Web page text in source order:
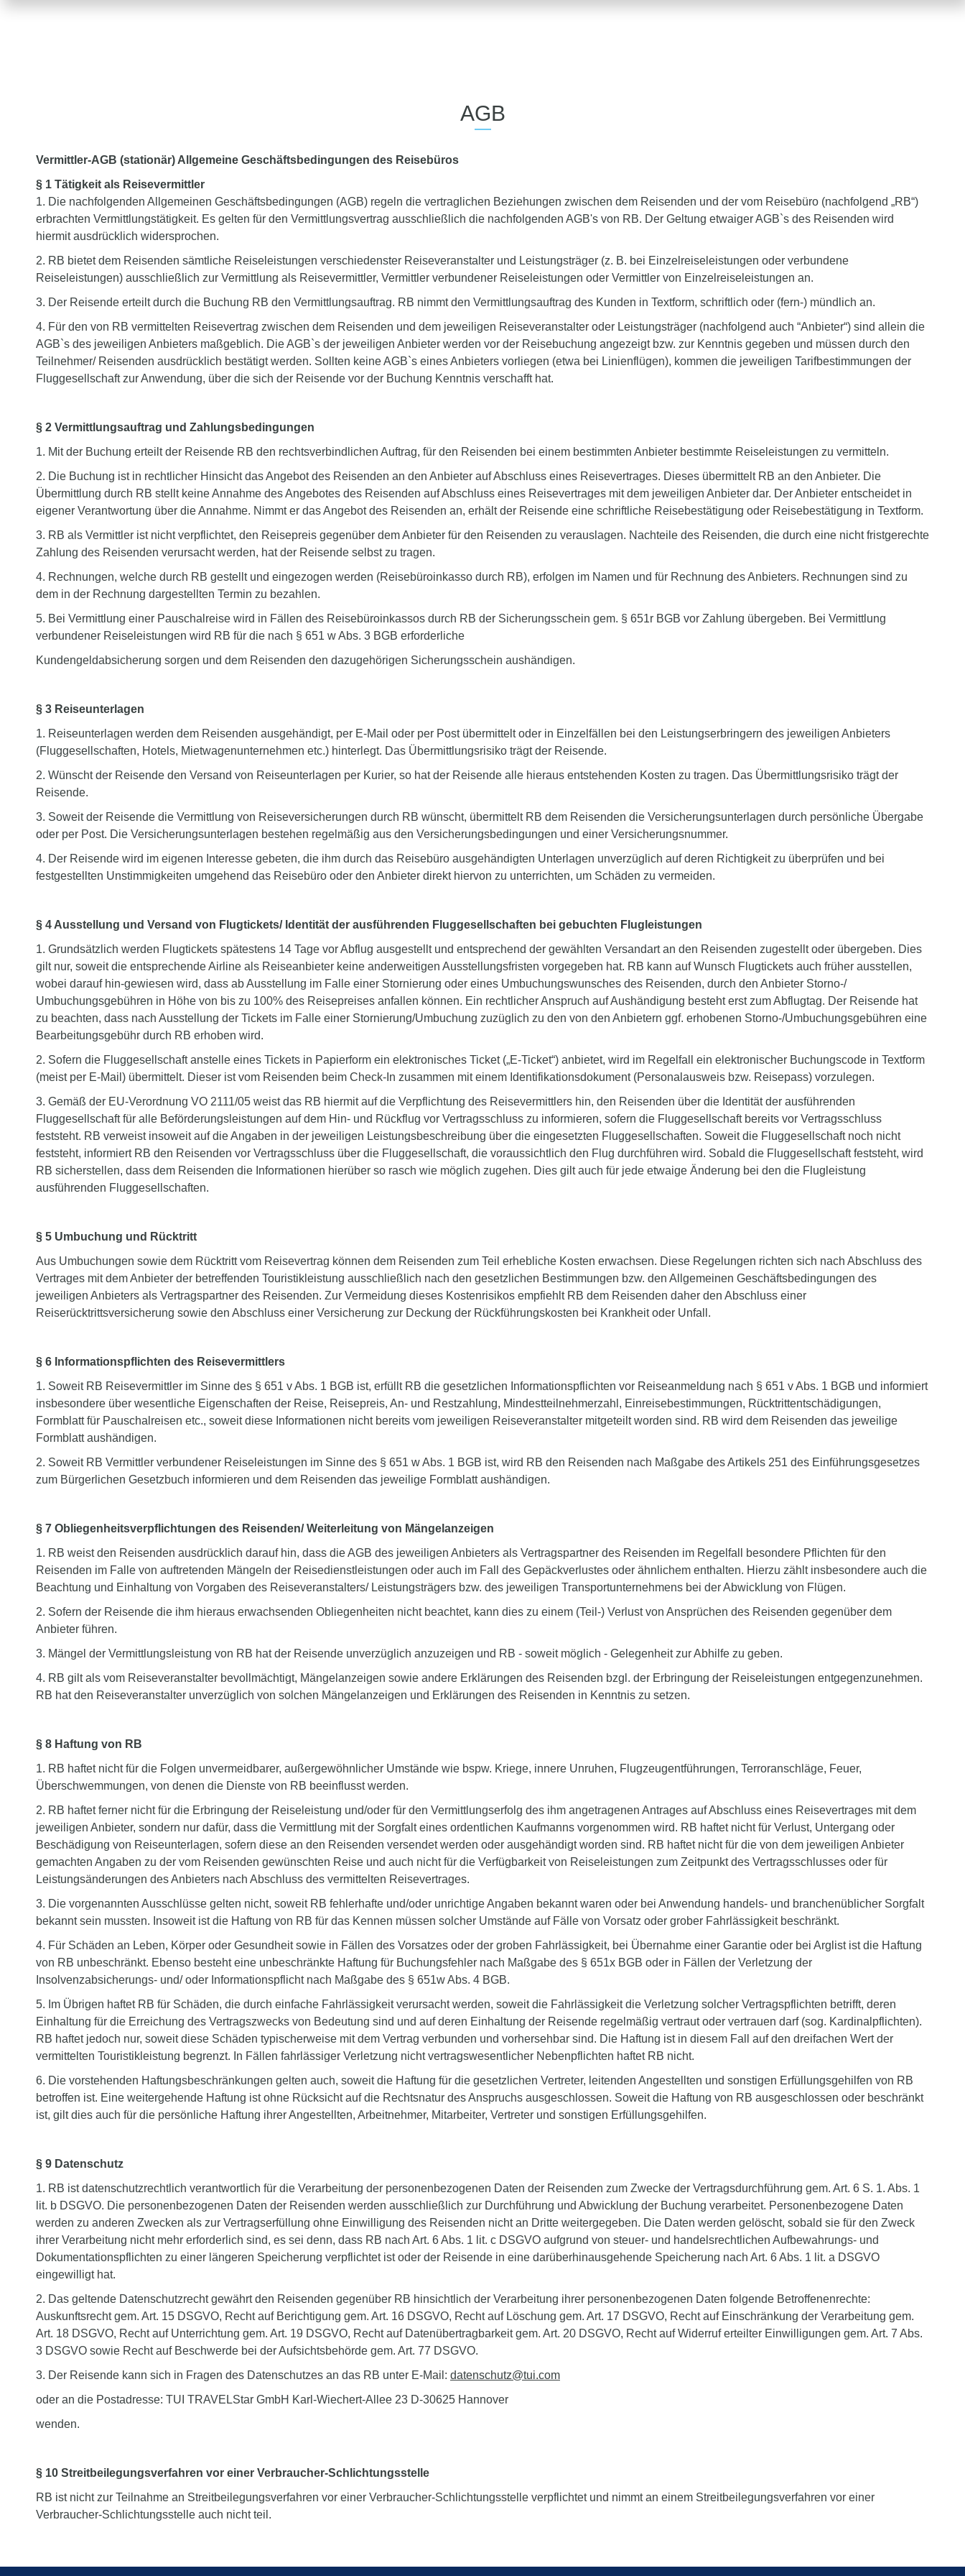
AGB
Vermittler-AGB (stationär) Allgemeine Geschäftsbedingungen des Reisebüros
§ 1 Tätigkeit als Reisevermittler
1. Die nachfolgenden Allgemeinen Geschäftsbedingungen (AGB) regeln die vertraglichen Beziehungen zwischen dem Reisenden und der vom Reisebüro (nachfolgend „RB“)
erbrachten Vermittlungstätigkeit. Es gelten für den Vermittlungsvertrag ausschließlich die nachfolgenden AGB's von RB. Der Geltung etwaiger AGB`s des Reisenden wird
hiermit ausdrücklich widersprochen.
2. RB bietet dem Reisenden sämtliche Reiseleistungen verschiedenster Reiseveranstalter und Leistungsträger (z. B. bei Einzelreiseleistungen oder verbundene
Reiseleistungen) ausschließlich zur Vermittlung als Reisevermittler, Vermittler verbundener Reiseleistungen oder Vermittler von Einzelreiseleistungen an.
3. Der Reisende erteilt durch die Buchung RB den Vermittlungsauftrag. RB nimmt den Vermittlungsauftrag des Kunden in Textform, schriftlich oder (fern-) mündlich an.
4. Für den von RB vermittelten Reisevertrag zwischen dem Reisenden und dem jeweiligen Reiseveranstalter oder Leistungsträger (nachfolgend auch “Anbieter“) sind allein die
AGB`s des jeweiligen Anbieters maßgeblich. Die AGB`s der jeweiligen Anbieter werden vor der Reisebuchung angezeigt bzw. zur Kenntnis gegeben und müssen durch den
Teilnehmer/ Reisenden ausdrücklich bestätigt werden. Sollten keine AGB`s eines Anbieters vorliegen (etwa bei Linienflügen), kommen die jeweiligen Tarifbestimmungen der
Fluggesellschaft zur Anwendung, über die sich der Reisende vor der Buchung Kenntnis verschafft hat.
§ 2 Vermittlungsauftrag und Zahlungsbedingungen
1. Mit der Buchung erteilt der Reisende RB den rechtsverbindlichen Auftrag, für den Reisenden bei einem bestimmten Anbieter bestimmte Reiseleistungen zu vermitteln.
2. Die Buchung ist in rechtlicher Hinsicht das Angebot des Reisenden an den Anbieter auf Abschluss eines Reisevertrages. Dieses übermittelt RB an den Anbieter. Die
Übermittlung durch RB stellt keine Annahme des Angebotes des Reisenden auf Abschluss eines Reisevertrages mit dem jeweiligen Anbieter dar. Der Anbieter entscheidet in
eigener Verantwortung über die Annahme. Nimmt er das Angebot des Reisenden an, erhält der Reisende eine schriftliche Reisebestätigung oder Reisebestätigung in Textform.
3. RB als Vermittler ist nicht verpflichtet, den Reisepreis gegenüber dem Anbieter für den Reisenden zu verauslagen. Nachteile des Reisenden, die durch eine nicht fristgerechte
Zahlung des Reisenden verursacht werden, hat der Reisende selbst zu tragen.
4. Rechnungen, welche durch RB gestellt und eingezogen werden (Reisebüroinkasso durch RB), erfolgen im Namen und für Rechnung des Anbieters. Rechnungen sind zu
dem in der Rechnung dargestellten Termin zu bezahlen.
5. Bei Vermittlung einer Pauschalreise wird in Fällen des Reisebüroinkassos durch RB der Sicherungsschein gem. § 651r BGB vor Zahlung übergeben. Bei Vermittlung
verbundener Reiseleistungen wird RB für die nach § 651 w Abs. 3 BGB erforderliche
Kundengeldabsicherung sorgen und dem Reisenden den dazugehörigen Sicherungsschein aushändigen.
§ 3 Reiseunterlagen
1. Reiseunterlagen werden dem Reisenden ausgehändigt, per E-Mail oder per Post übermittelt oder in Einzelfällen bei den Leistungserbringern des jeweiligen Anbieters
(Fluggesellschaften, Hotels, Mietwagenunternehmen etc.) hinterlegt. Das Übermittlungsrisiko trägt der Reisende.
2. Wünscht der Reisende den Versand von Reiseunterlagen per Kurier, so hat der Reisende alle hieraus entstehenden Kosten zu tragen. Das Übermittlungsrisiko trägt der
Reisende.
3. Soweit der Reisende die Vermittlung von Reiseversicherungen durch RB wünscht, übermittelt RB dem Reisenden die Versicherungsunterlagen durch persönliche Übergabe
oder per Post. Die Versicherungsunterlagen bestehen regelmäßig aus den Versicherungsbedingungen und einer Versicherungsnummer.
4. Der Reisende wird im eigenen Interesse gebeten, die ihm durch das Reisebüro ausgehändigten Unterlagen unverzüglich auf deren Richtigkeit zu überprüfen und bei
festgestellten Unstimmigkeiten umgehend das Reisebüro oder den Anbieter direkt hiervon zu unterrichten, um Schäden zu vermeiden.
§ 4 Ausstellung und Versand von Flugtickets/ Identität der ausführenden Fluggesellschaften bei gebuchten Flugleistungen
1. Grundsätzlich werden Flugtickets spätestens 14 Tage vor Abflug ausgestellt und entsprechend der gewählten Versandart an den Reisenden zugestellt oder übergeben. Dies
gilt nur, soweit die entsprechende Airline als Reiseanbieter keine anderweitigen Ausstellungsfristen vorgegeben hat. RB kann auf Wunsch Flugtickets auch früher ausstellen,
wobei darauf hin-gewiesen wird, dass ab Ausstellung im Falle einer Stornierung oder eines Umbuchungswunsches des Reisenden, durch den Anbieter Storno-/
Umbuchungsgebühren in Höhe von bis zu 100% des Reisepreises anfallen können. Ein rechtlicher Anspruch auf Aushändigung besteht erst zum Abflugtag. Der Reisende hat
zu beachten, dass nach Ausstellung der Tickets im Falle einer Stornierung/Umbuchung zuzüglich zu den von den Anbietern ggf. erhobenen Storno-/Umbuchungsgebühren eine
Bearbeitungsgebühr durch RB erhoben wird.
2. Sofern die Fluggesellschaft anstelle eines Tickets in Papierform ein elektronisches Ticket („E-Ticket“) anbietet, wird im Regelfall ein elektronischer Buchungscode in Textform
(meist per E-Mail) übermittelt. Dieser ist vom Reisenden beim Check-In zusammen mit einem Identifikationsdokument (Personalausweis bzw. Reisepass) vorzulegen.
3. Gemäß der EU-Verordnung VO 2111/05 weist das RB hiermit auf die Verpflichtung des Reisevermittlers hin, den Reisenden über die Identität der ausführenden
Fluggesellschaft für alle Beförderungsleistungen auf dem Hin- und Rückflug vor Vertragsschluss zu informieren, sofern die Fluggesellschaft bereits vor Vertragsschluss
feststeht. RB verweist insoweit auf die Angaben in der jeweiligen Leistungsbeschreibung über die eingesetzten Fluggesellschaften. Soweit die Fluggesellschaft noch nicht
feststeht, informiert RB den Reisenden vor Vertragsschluss über die Fluggesellschaft, die voraussichtlich den Flug durchführen wird. Sobald die Fluggesellschaft feststeht, wird
RB sicherstellen, dass dem Reisenden die Informationen hierüber so rasch wie möglich zugehen. Dies gilt auch für jede etwaige Änderung bei den die Flugleistung
ausführenden Fluggesellschaften.
§ 5 Umbuchung und Rücktritt
Aus Umbuchungen sowie dem Rücktritt vom Reisevertrag können dem Reisenden zum Teil erhebliche Kosten erwachsen. Diese Regelungen richten sich nach Abschluss des
Vertrages mit dem Anbieter der betreffenden Touristikleistung ausschließlich nach den gesetzlichen Bestimmungen bzw. den Allgemeinen Geschäftsbedingungen des
jeweiligen Anbieters als Vertragspartner des Reisenden. Zur Vermeidung dieses Kostenrisikos empfiehlt RB dem Reisenden daher den Abschluss einer
Reiserücktrittsversicherung sowie den Abschluss einer Versicherung zur Deckung der Rückführungskosten bei Krankheit oder Unfall.
§ 6 Informationspflichten des Reisevermittlers
1. Soweit RB Reisevermittler im Sinne des § 651 v Abs. 1 BGB ist, erfüllt RB die gesetzlichen Informationspflichten vor Reiseanmeldung nach § 651 v Abs. 1 BGB und informiert
insbesondere über wesentliche Eigenschaften der Reise, Reisepreis, An- und Restzahlung, Mindestteilnehmerzahl, Einreisebestimmungen, Rücktrittentschädigungen,
Formblatt für Pauschalreisen etc., soweit diese Informationen nicht bereits vom jeweiligen Reiseveranstalter mitgeteilt worden sind. RB wird dem Reisenden das jeweilige
Formblatt aushändigen.
2. Soweit RB Vermittler verbundener Reiseleistungen im Sinne des § 651 w Abs. 1 BGB ist, wird RB den Reisenden nach Maßgabe des Artikels 251 des Einführungsgesetzes
zum Bürgerlichen Gesetzbuch informieren und dem Reisenden das jeweilige Formblatt aushändigen.
§ 7 Obliegenheitsverpflichtungen des Reisenden/ Weiterleitung von Mängelanzeigen
1. RB weist den Reisenden ausdrücklich darauf hin, dass die AGB des jeweiligen Anbieters als Vertragspartner des Reisenden im Regelfall besondere Pflichten für den
Reisenden im Falle von auftretenden Mängeln der Reisedienstleistungen oder auch im Fall des Gepäckverlustes oder ähnlichem enthalten. Hierzu zählt insbesondere auch die
Beachtung und Einhaltung von Vorgaben des Reiseveranstalters/ Leistungsträgers bzw. des jeweiligen Transportunternehmens bei der Abwicklung von Flügen.
2. Sofern der Reisende die ihm hieraus erwachsenden Obliegenheiten nicht beachtet, kann dies zu einem (Teil-) Verlust von Ansprüchen des Reisenden gegenüber dem
Anbieter führen.
3. Mängel der Vermittlungsleistung von RB hat der Reisende unverzüglich anzuzeigen und RB - soweit möglich - Gelegenheit zur Abhilfe zu geben.
4. RB gilt als vom Reiseveranstalter bevollmächtigt, Mängelanzeigen sowie andere Erklärungen des Reisenden bzgl. der Erbringung der Reiseleistungen entgegenzunehmen.
RB hat den Reiseveranstalter unverzüglich von solchen Mängelanzeigen und Erklärungen des Reisenden in Kenntnis zu setzen.
§ 8 Haftung von RB
1. RB haftet nicht für die Folgen unvermeidbarer, außergewöhnlicher Umstände wie bspw. Kriege, innere Unruhen, Flugzeugentführungen, Terroranschläge, Feuer,
Überschwemmungen, von denen die Dienste von RB beeinflusst werden.
2. RB haftet ferner nicht für die Erbringung der Reiseleistung und/oder für den Vermittlungserfolg des ihm angetragenen Antrages auf Abschluss eines Reisevertrages mit dem
jeweiligen Anbieter, sondern nur dafür, dass die Vermittlung mit der Sorgfalt eines ordentlichen Kaufmanns vorgenommen wird. RB haftet nicht für Verlust, Untergang oder
Beschädigung von Reiseunterlagen, sofern diese an den Reisenden versendet werden oder ausgehändigt worden sind. RB haftet nicht für die von dem jeweiligen Anbieter
gemachten Angaben zu der vom Reisenden gewünschten Reise und auch nicht für die Verfügbarkeit von Reiseleistungen zum Zeitpunkt des Vertragsschlusses oder für
Leistungsänderungen des Anbieters nach Abschluss des vermittelten Reisevertrages.
3. Die vorgenannten Ausschlüsse gelten nicht, soweit RB fehlerhafte und/oder unrichtige Angaben bekannt waren oder bei Anwendung handels- und branchenüblicher Sorgfalt
bekannt sein mussten. Insoweit ist die Haftung von RB für das Kennen müssen solcher Umstände auf Fälle von Vorsatz oder grober Fahrlässigkeit beschränkt.
4. Für Schäden an Leben, Körper oder Gesundheit sowie in Fällen des Vorsatzes oder der groben Fahrlässigkeit, bei Übernahme einer Garantie oder bei Arglist ist die Haftung
von RB unbeschränkt. Ebenso besteht eine unbeschränkte Haftung für Buchungsfehler nach Maßgabe des § 651x BGB oder in Fällen der Verletzung der
Insolvenzabsicherungs- und/ oder Informationspflicht nach Maßgabe des § 651w Abs. 4 BGB.
5. Im Übrigen haftet RB für Schäden, die durch einfache Fahrlässigkeit verursacht werden, soweit die Fahrlässigkeit die Verletzung solcher Vertragspflichten betrifft, deren
Einhaltung für die Erreichung des Vertragszwecks von Bedeutung sind und auf deren Einhaltung der Reisende regelmäßig vertraut oder vertrauen darf (sog. Kardinalpflichten).
RB haftet jedoch nur, soweit diese Schäden typischerweise mit dem Vertrag verbunden und vorhersehbar sind. Die Haftung ist in diesem Fall auf den dreifachen Wert der
vermittelten Touristikleistung begrenzt. In Fällen fahrlässiger Verletzung nicht vertragswesentlicher Nebenpflichten haftet RB nicht.
6. Die vorstehenden Haftungsbeschränkungen gelten auch, soweit die Haftung für die gesetzlichen Vertreter, leitenden Angestellten und sonstigen Erfüllungsgehilfen von RB
betroffen ist. Eine weitergehende Haftung ist ohne Rücksicht auf die Rechtsnatur des Anspruchs ausgeschlossen. Soweit die Haftung von RB ausgeschlossen oder beschränkt
ist, gilt dies auch für die persönliche Haftung ihrer Angestellten, Arbeitnehmer, Mitarbeiter, Vertreter und sonstigen Erfüllungsgehilfen.
§ 9 Datenschutz
1. RB ist datenschutzrechtlich verantwortlich für die Verarbeitung der personenbezogenen Daten der Reisenden zum Zwecke der Vertragsdurchführung gem. Art. 6 S. 1. Abs. 1
lit. b DSGVO. Die personenbezogenen Daten der Reisenden werden ausschließlich zur Durchführung und Abwicklung der Buchung verarbeitet. Personenbezogene Daten
werden zu anderen Zwecken als zur Vertragserfüllung ohne Einwilligung des Reisenden nicht an Dritte weitergegeben. Die Daten werden gelöscht, sobald sie für den Zweck
ihrer Verarbeitung nicht mehr erforderlich sind, es sei denn, dass RB nach Art. 6 Abs. 1 lit. c DSGVO aufgrund von steuer- und handelsrechtlichen Aufbewahrungs- und
Dokumentationspflichten zu einer längeren Speicherung verpflichtet ist oder der Reisende in eine darüberhinausgehende Speicherung nach Art. 6 Abs. 1 lit. a DSGVO
eingewilligt hat.
2. Das geltende Datenschutzrecht gewährt den Reisenden gegenüber RB hinsichtlich der Verarbeitung ihrer personenbezogenen Daten folgende Betroffenenrechte:
Auskunftsrecht gem. Art. 15 DSGVO, Recht auf Berichtigung gem. Art. 16 DSGVO, Recht auf Löschung gem. Art. 17 DSGVO, Recht auf Einschränkung der Verarbeitung gem.
Art. 18 DSGVO, Recht auf Unterrichtung gem. Art. 19 DSGVO, Recht auf Datenübertragbarkeit gem. Art. 20 DSGVO, Recht auf Widerruf erteilter Einwilligungen gem. Art. 7 Abs.
3 DSGVO sowie Recht auf Beschwerde bei der Aufsichtsbehörde gem. Art. 77 DSGVO.
3. Der Reisende kann sich in Fragen des Datenschutzes an das RB unter E-Mail: datenschutz@tui.com
oder an die Postadresse: TUI TRAVELStar GmbH Karl-Wiechert-Allee 23 D-30625 Hannover
wenden.
§ 10 Streitbeilegungsverfahren vor einer Verbraucher-Schlichtungsstelle
RB ist nicht zur Teilnahme an Streitbeilegungsverfahren vor einer Verbraucher-Schlichtungsstelle verpflichtet und nimmt an einem Streitbeilegungsverfahren vor einer
Verbraucher-Schlichtungsstelle auch nicht teil.